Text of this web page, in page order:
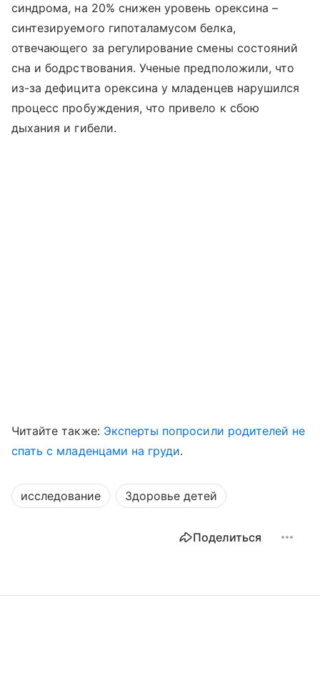
синдрома, на 20% снижен уровень орексина –
синтезируемого гипоталамусом белка,
отвечающего за регулирование смены состояний
сна и бодрствования. Ученые предположили, что
из-за дефицита орексина у младенцев нарушился
процесс пробуждения, что привело к сбою
дыхания и гибели.
Читайте также: Эксперты попросили родителей не
спать с младенцами на груди.
исследование Здоровье детей
Поделиться